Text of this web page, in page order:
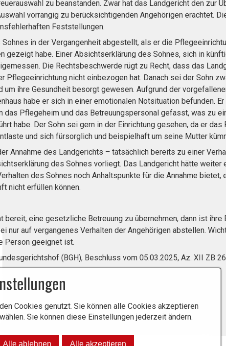
zu beanstanden. Zwar hat das Landgericht den zur
vorrangig zu berücksichtigenden Angehörigen erachtet.
Feststellungen.
in der Vergangenheit abgestellt, als er die
gezeigt habe. Einer Absichtserklärung des Sohnes, sich in
Die Rechtsbeschwerde rügt zu Recht, dass das
nicht einbezogen hat. Danach sei der Sohn
ihre Gesundheit besorgt gewesen. Aufgrund der
habe er sich in einer emotionalen Notsituation befunden.
Pflegeheim und das Betreuungspersonal gefasst, was zu
habe. Der Sohn sei gern in der Einrichtung gesehen, da er
und sich fürsorglich und beispielhaft um seine Mutter
Annahme des Landgerichts – tatsächlich bereits zu einer
des Sohnes vorliegt. Das Landgericht hätte weiter
des Sohnes noch Anhaltspunkte für die Annahme bietet,
nicht erfüllen können.
eine gesetzliche Betreuung zu übernehmen, dann ist ihre
nur auf vergangenes Verhalten der Angehörigen abstellen.
Person geeignet ist.
vom 05.03.2025, Az. XII ZB
Cookies genutzt. Sie können alle Cookies akzeptieren
Sie können diese Einstellungen jederzeit ändern.
Alle ablehnen Alle akzeptieren